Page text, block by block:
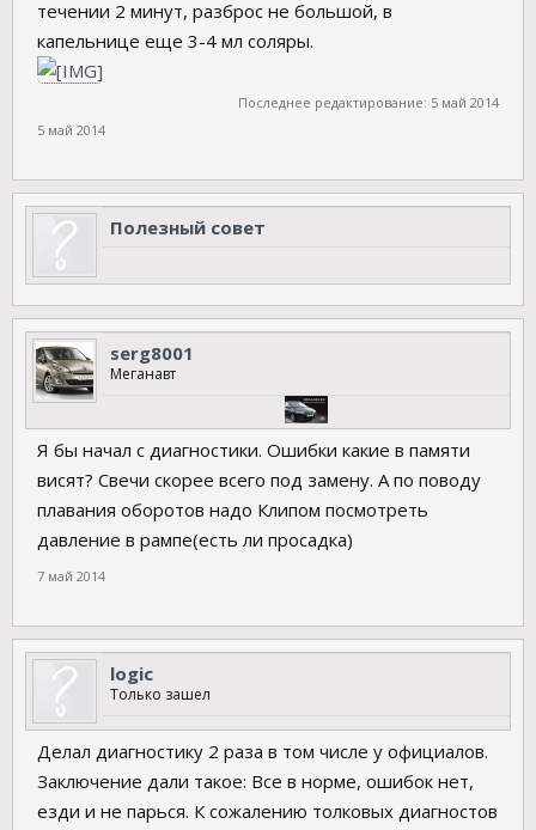
течении 2 минут, разброс не большой, в
капельнице еще 3-4 мл соляры.
Последнее редактирование: 5 май 2014
5 май 2014
Полезный совет
serg8001
Меганавт
Я бы начал с диагностики. Ошибки какие в памяти
висят? Свечи скорее всего под замену. А по поводу
плавания оборотов надо Клипом посмотреть
давление в рампе(есть ли просадка)
7 май 2014
logic
Только зашел
Делал диагностику 2 раза в том числе у официалов.
Заключение дали такое: Все в норме, ошибок нет,
езди и не парься. К сожалению толковых диагностов